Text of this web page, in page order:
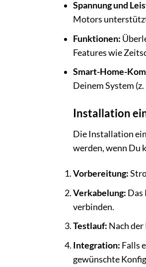
Spannung und
Motors
Funktionen:
Features wie
Smart-Home-
Deinem System
Installation
Die Installation
werden, wenn Du
Vorbereitung:
Verkabelung: Das
verbinden.
Testlauf: Nach
Integration: Falls
gewünschte